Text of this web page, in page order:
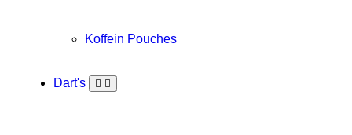
Koffein Pouches
Dart's